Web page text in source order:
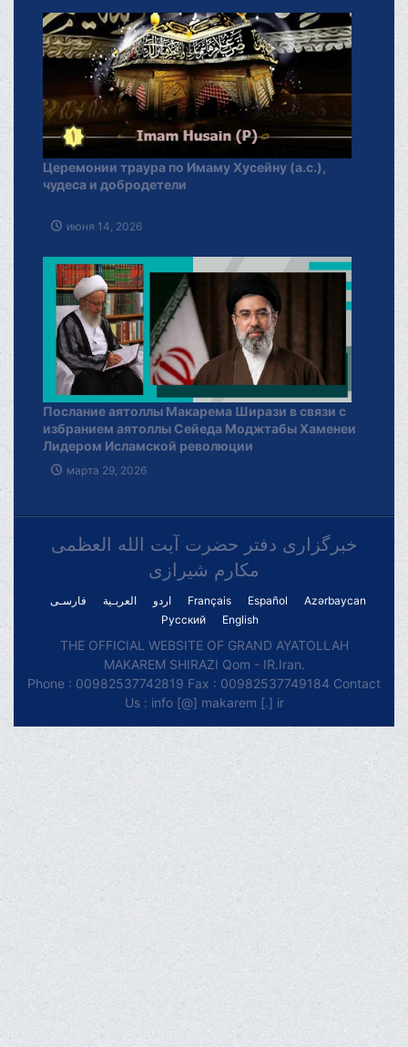
Церемонии траура по Имаму Хусейну (а.с.),
чудеса и добродетели
июня 14, 2026
Послание аятоллы Макарема Ширази в связи с
избранием аятоллы Сейеда Моджтабы Хаменеи
Лидером Исламской революции
марта 29, 2026
خبرگزاری دفتر حضرت آیت الله العظمی
مکارم شیرازی
فارسـی العربـیة اردو Français Español
Azərbaycan
Русский
English
THE OFFICIAL WEBSITE OF GRAND AYATOLLAH
MAKAREM SHIRAZI Qom - IR.Iran.
Phone : 00982537742819 Fax : 00982537749184 Contact
Us : info [@] makarem [.] ir